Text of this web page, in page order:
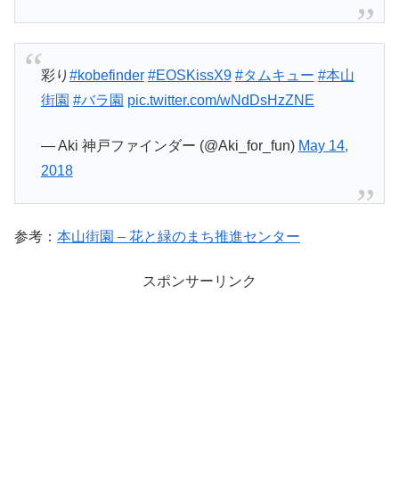
彩り #kobefinder #EOSKissX9 #タムキュー #本山
街園 #バラ園 pic.twitter.com/wNdDsHzZNE
— Aki 神戸ファインダー (@Aki_for_fun) May 14,
2018
参考： 本山街園 – 花と緑のまち推進センター
スポンサーリンク